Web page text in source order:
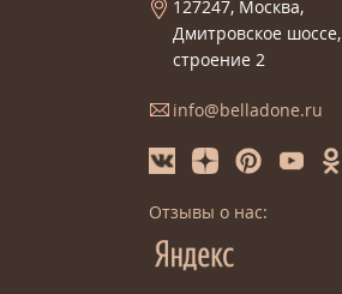
127247, Москва,
Дмитровское
строение 2
info@belladone.ru
Отзывы о нас: